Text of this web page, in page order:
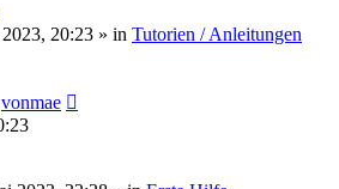
20:23 » in Tutorien / Anleitungen
vonmae